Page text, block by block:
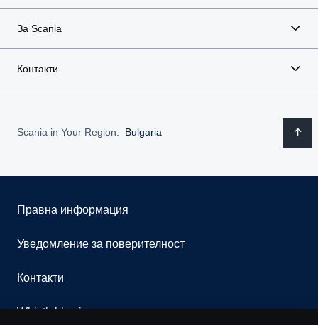
За Scania
Контакти
Scania in Your Region: Bulgaria
Правна информация
Уведомление за поверителност
Контакти
Whistleblowing